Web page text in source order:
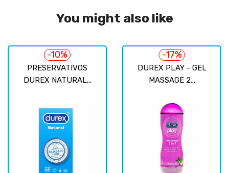
You might also like
PRESERVATIVOS
DUREX NATURAL...
-10%
DUREX PLAY - GEL
MASSAGE 2...
-17%